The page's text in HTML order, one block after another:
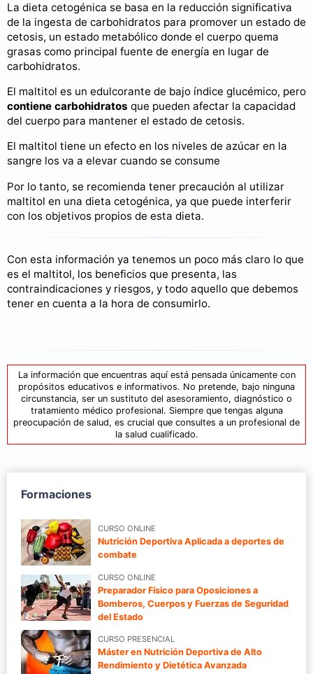
La dieta cetogénica se basa en la reducción significativa
de la ingesta de carbohidratos para promover un estado de
cetosis, un estado metabólico donde el cuerpo quema
grasas como principal fuente de energía en lugar de
carbohidratos.
El maltitol es un edulcorante de bajo índice glucémico, pero
contiene carbohidratos que pueden afectar la capacidad
del cuerpo para mantener el estado de cetosis.
El maltitol tiene un efecto en los niveles de azúcar en la
sangre los va a elevar cuando se consume
Por lo tanto, se recomienda tener precaución al utilizar
maltitol en una dieta cetogénica, ya que puede interferir
con los objetivos propios de esta dieta.
Con esta información ya tenemos un poco más claro lo que
es el maltitol, los beneficios que presenta, las
contraindicaciones y riesgos, y todo aquello que debemos
tener en cuenta a la hora de consumirlo.
La información que encuentras aquí está pensada únicamente con
propósitos educativos e informativos. No pretende, bajo ninguna
circunstancia, ser un sustituto del asesoramiento, diagnóstico o
tratamiento médico profesional. Siempre que tengas alguna
preocupación de salud, es crucial que consultes a un profesional de
la salud cualificado.
Formaciones
CURSO ONLINE
Nutrición Deportiva Aplicada a deportes de
combate
CURSO ONLINE
Preparador Físico para Oposiciones a
Bomberos, Cuerpos y Fuerzas de Seguridad
del Estado
CURSO PRESENCIAL
Máster en Nutrición Deportiva de Alto
Rendimiento y Dietética Avanzada